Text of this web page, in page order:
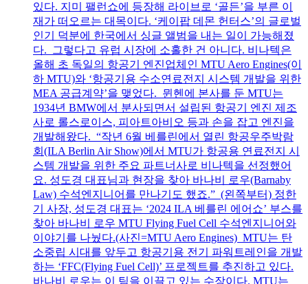
있다. 지미 팰런쇼에 등장해 라이브로 ‘골든’을 부른 이
재가 떠오르는 대목이다. ‘케이팝 데몬 헌터스’의 글로벌
인기 덕분에 한국에서 싱글 앨범을 내는 일이 가능해졌
다. 그렇다고 유럽 시장에 소홀한 건 아니다. 비나텍은
올해 초 독일의 항공기 엔진업체인 MTU Aero Engines(이
하 MTU)와 ‘항공기용 수소연료전지 시스템 개발을 위한
MEA 공급계약’을 맺었다. 뮌헨에 본사를 둔 MTU는
1934년 BMW에서 분사되면서 설립된 항공기 엔진 제조
사로 롤스로이스, 피아트아비오 등과 손을 잡고 엔진을
개발해왔다. “작년 6월 베를린에서 열린 항공우주박람
회(ILA Berlin Air Show)에서 MTU가 항공용 연료전지 시
스템 개발을 위한 주요 파트너사로 비나텍을 선정했어
요. 성도경 대표님과 현장을 찾아 바나비 로우(Barnaby
Law) 수석엔지니어를 만나기도 했죠.” (왼쪽부터) 정한
기 사장, 성도경 대표는 ‘2024 ILA 베를린 에어쇼’ 부스를
찾아 바나비 로우 MTU Flying Fuel Cell 수석엔지니어와
이야기를 나눴다.(사진=MTU Aero Engines) MTU는 탄
소중립 시대를 앞두고 항공기용 전기 파워트레인을 개발
하는 ‘FFC(Flying Fuel Cell)’ 프로젝트를 추진하고 있다.
바나비 로우는 이 팀을 이끌고 있는 수장이다. MTU는